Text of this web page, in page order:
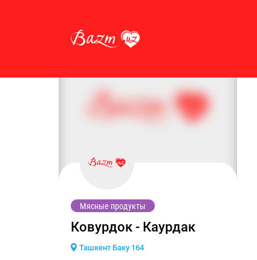
Мясные продукты
Ковурдок - Каурдак
Ташкент Баку 164